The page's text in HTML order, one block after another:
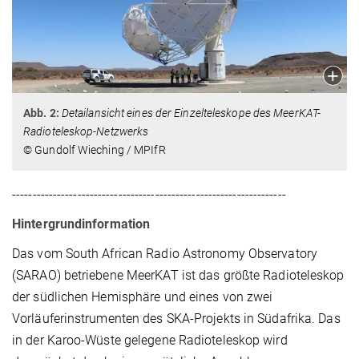
Abb. 2: Detailansicht eines der Einzelteleskope des MeerKAT-
Radioteleskop-Netzwerks
© Gundolf Wieching / MPIfR
-------------------------------------------------------------------
Hintergrundinformation
Das vom South African Radio Astronomy Observatory
(SARAO) betriebene MeerKAT ist das größte Radioteleskop
der südlichen Hemisphäre und eines von zwei
Vorläuferinstrumenten des SKA-Projekts in Südafrika. Das
in der Karoo-Wüste gelegene Radioteleskop wird